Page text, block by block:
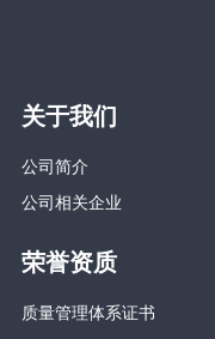
关于我们
公司简介
公司相关企业
荣誉资质
质量管理体系证书